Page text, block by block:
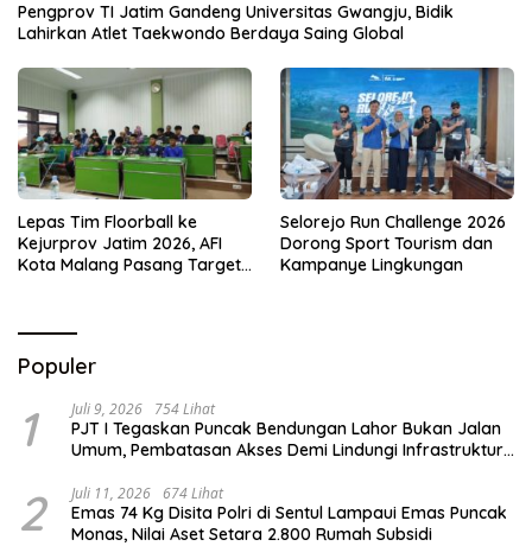
Pengprov TI Jatim Gandeng Universitas Gwangju, Bidik
Lahirkan Atlet Taekwondo Berdaya Saing Global
Lepas Tim Floorball ke
Kejurprov Jatim 2026, AFI
Kota Malang Pasang Target
Selorejo Run Challenge 2026
Dorong Sport Tourism dan
Kampanye Lingkungan
Populer
1 Juli 9, 2026 754 Lihat
PJT I Tegaskan Puncak Bendungan Lahor Bukan Jalan
Umum, Pembatasan Akses Demi Lindungi Infrastruktur
2 Juli 11, 2026 674 Lihat
Emas 74 Kg Disita Polri di Sentul Lampaui Emas Puncak
Monas, Nilai Aset Setara 2.800 Rumah Subsidi